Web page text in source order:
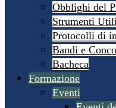
Obblighi del
Strumenti Utili
Protocolli di
Bandi e
Bacheca
Formazione
Eventi